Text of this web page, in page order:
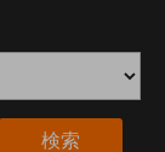
検索